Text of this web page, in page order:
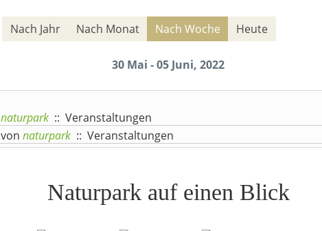
Nach Jahr Nach Monat Nach Woche Heute
30 Mai - 05 Juni, 2022
naturpark :: Veranstaltungen
von naturpark :: Veranstaltungen
Naturpark auf einen Blick